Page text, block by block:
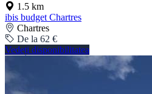
1.5 km
ibis budget Chartres
Chartres
De la 62 €
Vedeți disponibilitatea